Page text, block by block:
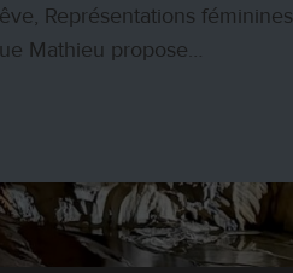
Représentations féminines
Mathieu propose…